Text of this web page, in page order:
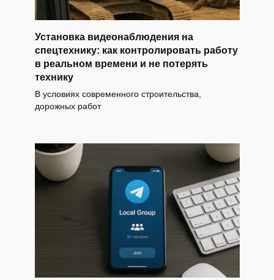
Установка видеонаблюдения на
спецтехнику: как контролировать работу
в реальном времени и не потерять
технику
В условиях современного строительства,
дорожных работ